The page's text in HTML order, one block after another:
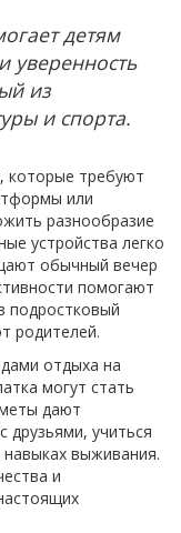
детям
уверенность
из
и спорта.
которые требуют
или
разнообразие
устройства легко
обычный вечер
помогают
подростковый
родителей.
отдыха на
могут стать
дают
друзьями, учиться
выживания.
и